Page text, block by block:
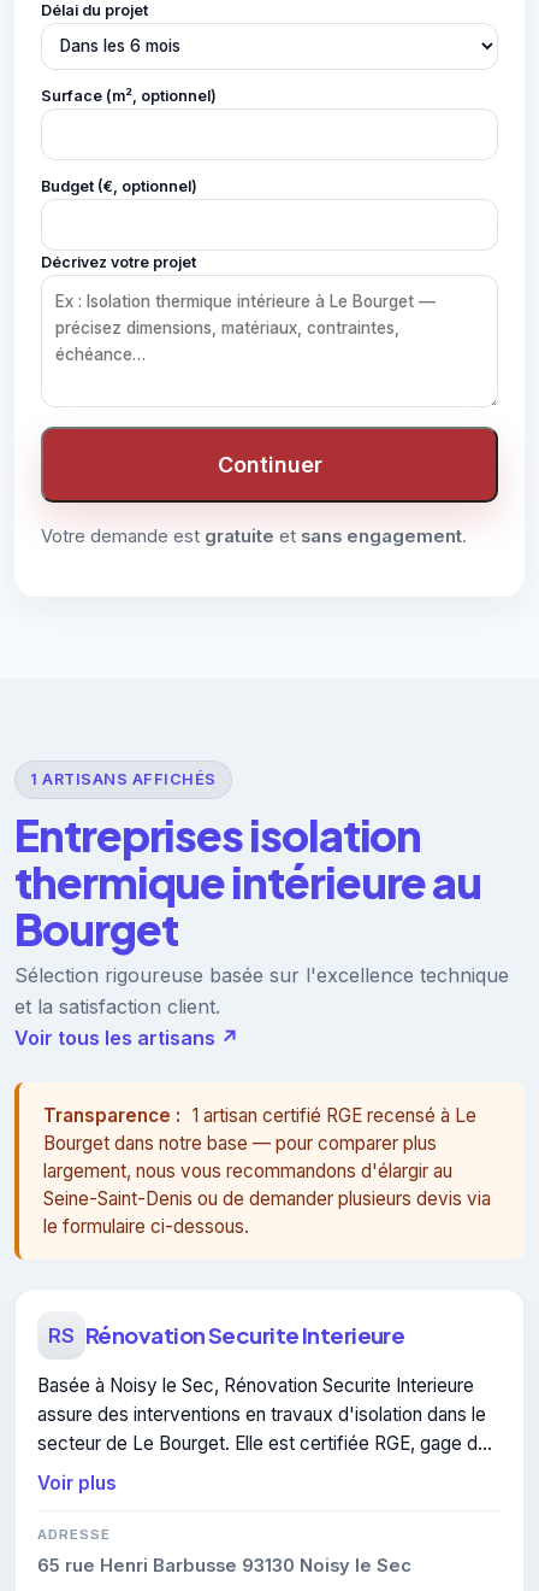
Délai du projet
Surface (m², optionnel)
Budget (€, optionnel)
Décrivez votre projet
Continuer
Votre demande est gratuite et sans engagement.
1 ARTISANS AFFICHÉS
Entreprises isolation
thermique intérieure au
Bourget
Sélection rigoureuse basée sur l'excellence technique
et la satisfaction client.
Voir tous les artisans ↗
Transparence : 1 artisan certifié RGE recensé à Le
Bourget dans notre base — pour comparer plus
largement, nous vous recommandons d'élargir au
Seine-Saint-Denis ou de demander plusieurs devis via
le formulaire ci-dessous.
RS Rénovation Securite Interieure
Basée à Noisy le Sec, Rénovation Securite Interieure
assure des interventions en travaux d'isolation dans le
secteur de Le Bourget. Elle est certifiée RGE, gage de
conformité sur les interventions réalisées.
Voir plus
ADRESSE
65 rue Henri Barbusse 93130 Noisy le Sec